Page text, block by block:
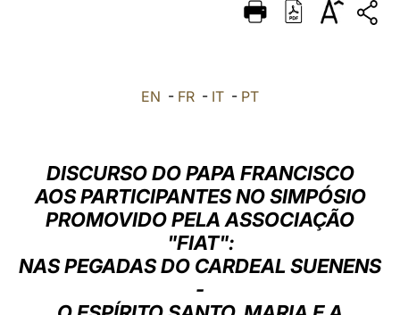
ITALIANO
العربيّة
中文
EN - FR - IT - PT
DISCURSO DO PAPA FRANCISCO
AOS PARTICIPANTES NO SIMPÓSIO
PROMOVIDO PELA ASSOCIAÇÃO
"FIAT":
NAS PEGADAS DO CARDEAL SUENENS
-